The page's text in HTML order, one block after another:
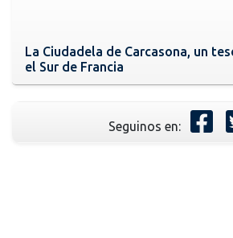
La Ciudadela de Carcasona, un
el Sur de Francia
Seguinos en: